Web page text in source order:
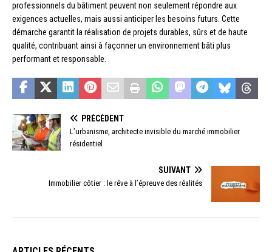
professionnels du bâtiment peuvent non seulement répondre aux
exigences actuelles, mais aussi anticiper les besoins futurs. Cette
démarche garantit la réalisation de projets durables, sûrs et de haute
qualité, contribuant ainsi à façonner un environnement bâti plus
performant et responsable.
PRÉCÉDENT
L’urbanisme, architecte invisible du marché immobilier
résidentiel
SUIVANT
Immobilier côtier : le rêve à l’épreuve des réalités